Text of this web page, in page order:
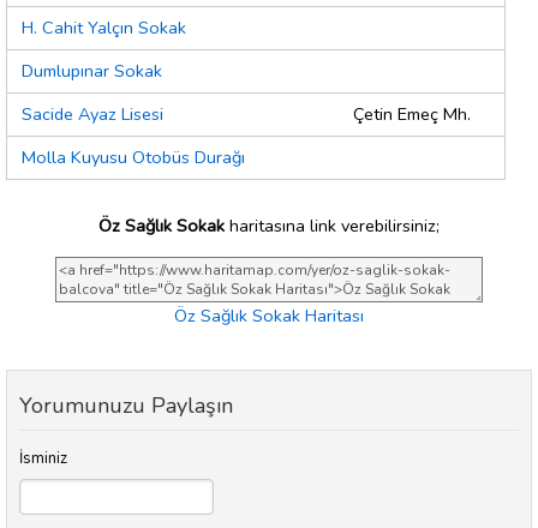
H. Cahit Yalçın Sokak
Dumlupınar Sokak
Sacide Ayaz Lisesi
Çetin Emeç Mh.
Molla Kuyusu Otobüs Durağı
Öz Sağlık Sokak haritasına link verebilirsiniz;
Öz Sağlık Sokak Haritası
Yorumunuzu Paylaşın
İsminiz